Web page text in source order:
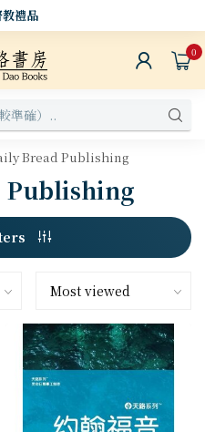
禮品
0
Bread Publishing
Publishing